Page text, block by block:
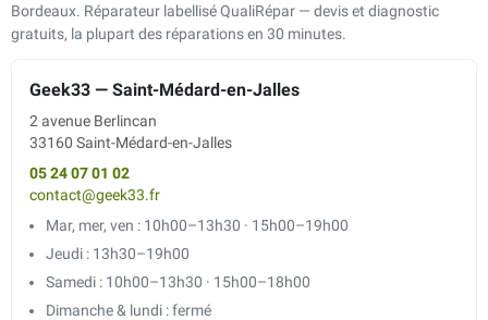
Bordeaux. Réparateur labellisé QualiRépar — devis et diagnostic
gratuits, la plupart des réparations en 30 minutes.
Geek33 — Saint-Médard-en-Jalles
2 avenue Berlincan
33160 Saint-Médard-en-Jalles
05 24 07 01 02
contact@geek33.fr
Mar, mer, ven : 10h00–13h30 · 15h00–19h00
Jeudi : 13h30–19h00
Samedi : 10h00–13h30 · 15h00–18h00
Dimanche & lundi : fermé